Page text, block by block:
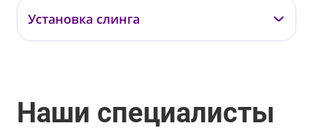
Подольская Т.В.
ХОВ06
Установка слинга
Наши специалисты